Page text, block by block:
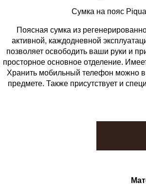
Сумка на пояс
Поясная сумка из
активной, каждодневной
позволяет освободить ваши руки и
просторное основное отделение.
Хранить мобильный телефон можно
предмете. Также присутствует и